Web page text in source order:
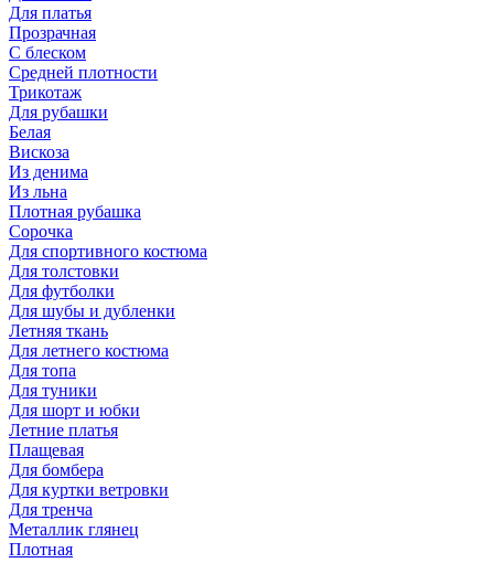
Для платья
Прозрачная
С блеском
Средней плотности
Трикотаж
Для рубашки
Белая
Вискоза
Из денима
Из льна
Плотная рубашка
Сорочка
Для спортивного костюма
Для толстовки
Для футболки
Для шубы и дубленки
Летняя ткань
Для летнего костюма
Для топа
Для туники
Для шорт и юбки
Летние платья
Плащевая
Для бомбера
Для куртки ветровки
Для тренча
Металлик глянец
Плотная